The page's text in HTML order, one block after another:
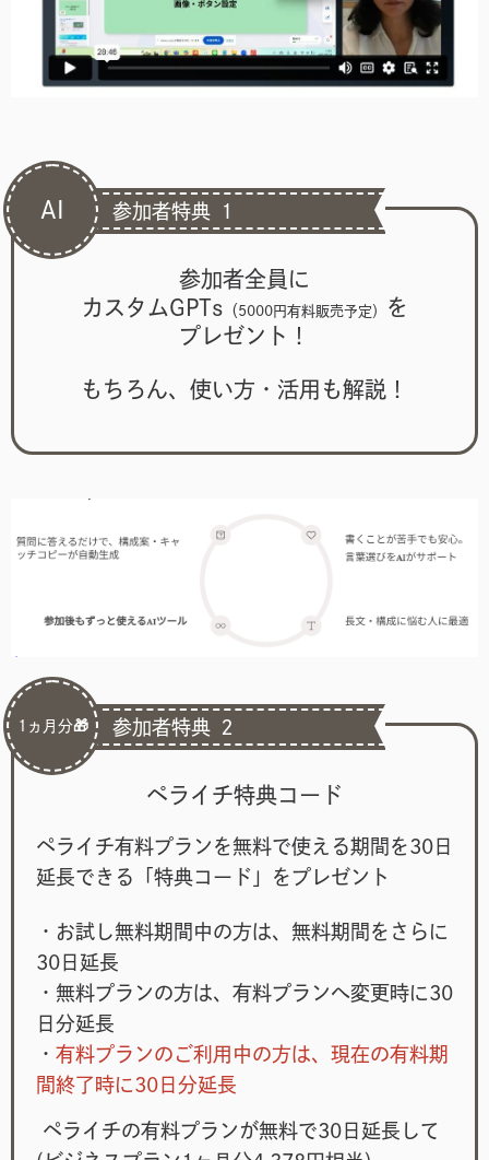
参加者特典 １
AI
参加者全員に
カスタムGPTs（5000円有料販売予定）
を
プレゼント！
もちろん、使い方・活用も解説！
参加者特典 ２
1ヵ月分🎁
ペライチ特典コード
ペライチ有料プランを無料で使える期間を30日
延長できる「特典コード」をプレゼント
・お試し無料期間中の方は、無料期間をさらに
30日延長
・無料プランの方は、有料プランへ変更時に30
日分延長
・ 有料プランのご利用中の方は、現在の有料期
間終了時に30日分延長
ペライチの有料プランが無料で30日延長して